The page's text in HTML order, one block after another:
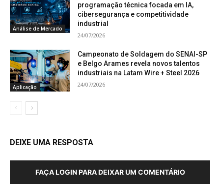
Análise de Mercado
programação técnica focada em IA,
cibersegurança e competitividade
industrial
24/07/2026
Aplicação
Campeonato de Soldagem do SENAI-SP
e Belgo Arames revela novos talentos
industriais na Latam Wire + Steel 2026
24/07/2026
DEIXE UMA RESPOSTA
FAÇA LOGIN PARA DEIXAR UM COMENTÁRIO